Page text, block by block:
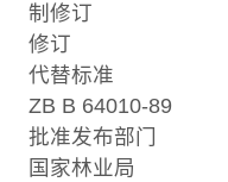
制修订
修订
代替标准
ZB B 64010-89
批准发布部门
国家林业局